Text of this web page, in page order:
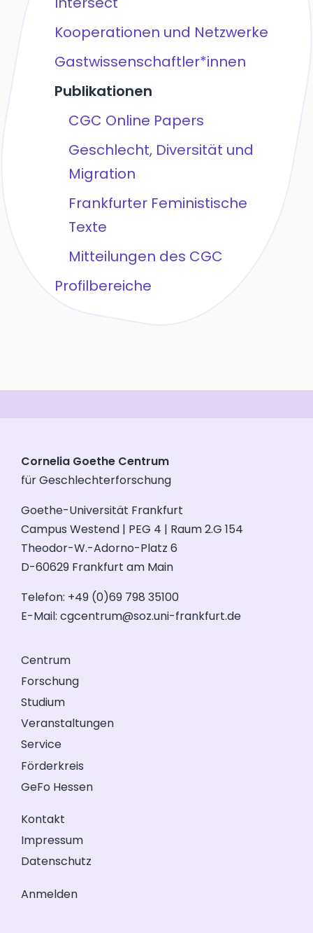
Kooperationen und Netzwerke
Gastwissenschaftler*innen
Publikationen
CGC Online Papers
Geschlecht, Diversität und
Migration
Frankfurter Feministische
Texte
Mitteilungen des CGC
Profilbereiche
Cornelia Goethe Centrum
für Geschlechterforschung
Goethe-Universität Frankfurt
Campus Westend | PEG 4 | Raum 2.G 154
Theodor-W.-Adorno-Platz 6
D-60629 Frankfurt am Main
Telefon: +49 (0)69 798 35100
E-Mail: cgcentrum@soz.uni-frankfurt.de
Centrum
Forschung
Studium
Veranstaltungen
Service
Förderkreis
GeFo Hessen
Kontakt
Impressum
Datenschutz
Anmelden